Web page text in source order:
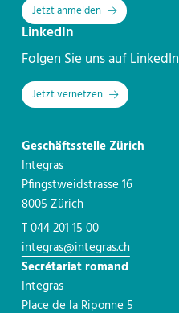
Jetzt anmelden
LinkedIn
Folgen Sie uns auf LinkedIn
Jetzt vernetzen
Geschäftsstelle Zürich
Integras
Pfingstweidstrasse 16
8005 Zürich
T 044 201 15 00
integras@integras.ch
Secrétariat romand
Integras
Place de la Riponne 5